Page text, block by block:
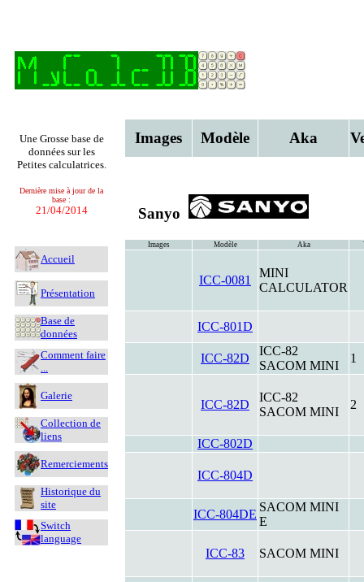
Une Grosse base de
données sur les
Petites calculatrices.
Dernière mise à jour de la
base :
21/04/2014
Accueil
Présentation
Base de
données
Comment faire
...
Galerie
Collection de
liens
Remerciements
Historique du
site
Switch
language
Images Modèle Aka
Sanyo
Images Modèle Aka
ICC-0081
MINI
CALCULATOR
ICC-801D
ICC-82D
ICC-82
SACOM MINI
1
ICC-82D
ICC-82
SACOM MINI
2
ICC-802D
ICC-804D
ICC-804DE
SACOM MINI
E
ICC-83 SACOM MINI